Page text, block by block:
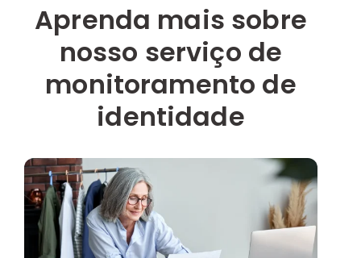
Aprenda mais sobre
nosso serviço de
monitoramento de
identidade